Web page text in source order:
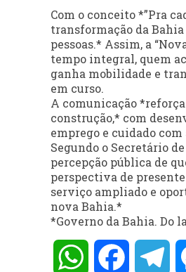
Com o conceito *”Pra
transformação da
pessoas.* Assim, a
tempo integral, quem
ganha mobilidade e
em curso.
A comunicação
construção,* com
emprego e cuidado com
Segundo o Secretário
percepção pública de
perspectiva de
serviço ampliado e
nova Bahia.*
*Governo da Bahia. Do
WhatsAppFacebook